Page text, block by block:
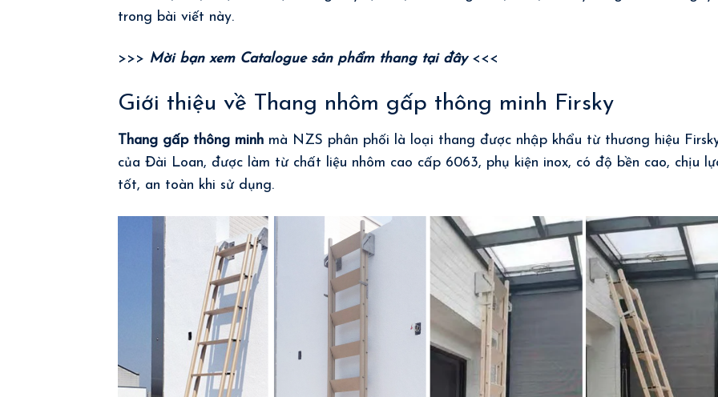
trong bài viết này.
>>> Mời bạn xem Catalogue sản phẩm thangtại đây <<<
Giới thiệu về Thang nhôm gấp thông minh Firsky
Thang gấp thông minh mà NZS phân phối là loại thang được nhập khẩu từ thương hiệu
của Đài Loan, được làm từ chất liệu nhôm cao cấp 6063, phụ kiện inox, có độ bền cao, chịu
tốt, an toàn khi sử dụng.